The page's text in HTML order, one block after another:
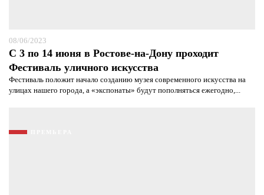
08/06/2023
С 3 по 14 июня в Ростове-на-Дону проходит
Фестиваль уличного искусства
Фестиваль положит начало созданию музея современного искусства на
улицах нашего города, а «экспонаты» будут пополняться ежегодно,...